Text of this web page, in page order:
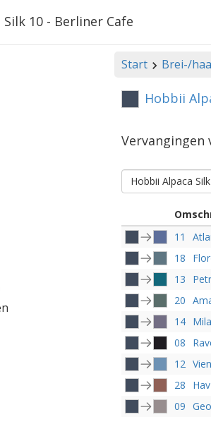
10 - Berliner Cafe
Start Brei-/
Hobbii
Vervangingen
Hobbii Alpaca Silk
11
18
13
20
14
08
12
28
09